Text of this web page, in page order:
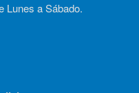
Lunes a Sábado.